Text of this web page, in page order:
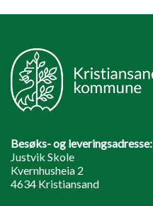
Besøks- og leveringsadresse:
Justvik Skole
Kvernhusheia 2
4634 Kristiansand